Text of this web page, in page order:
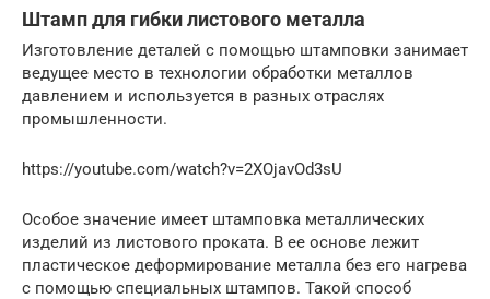
Штамп для гибки листового металла
Изготовление деталей с помощью штамповки занимает
ведущее место в технологии обработки металлов
давлением и используется в разных отраслях
промышленности.
https://youtube.com/watch?v=2XOjavOd3sU
Особое значение имеет штамповка металлических
изделий из листового проката. В ее основе лежит
пластическое деформирование металла без его нагрева
с помощью специальных штампов. Такой способ